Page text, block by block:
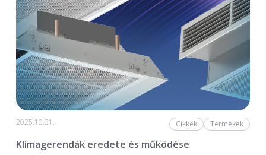
2025.10.31. Cikkek Termékek
Klímagerendák eredete és működése